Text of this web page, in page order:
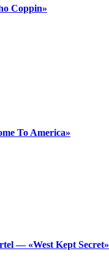
Coppin»
To America»
— «West Kept Secret»